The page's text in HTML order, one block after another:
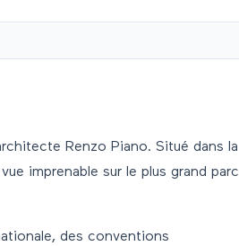
Renzo Piano. Situé dans la
imprenable sur le plus grand parc
des conventions